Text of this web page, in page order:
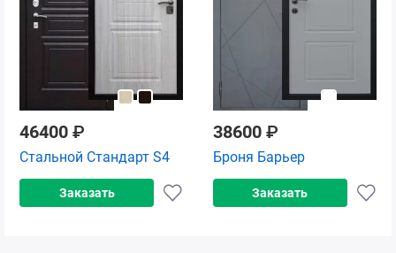
46400 ₽
Стальной Стандарт S4
Заказать
38600 ₽
Броня Барьер
Заказать